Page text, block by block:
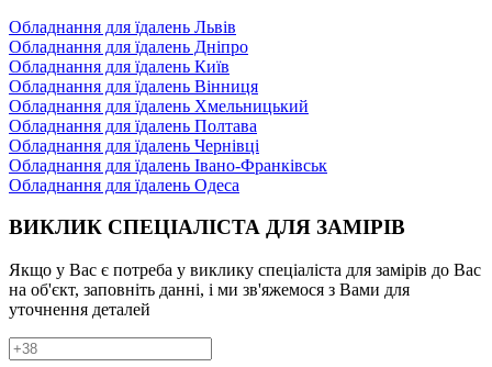
Обладнання для їдалень Львів
Обладнання для їдалень Дніпро
Обладнання для їдалень Київ
Обладнання для їдалень Вінниця
Обладнання для їдалень Хмельницький
Обладнання для їдалень Полтава
Обладнання для їдалень Чернівці
Обладнання для їдалень Івано-Франківськ
Обладнання для їдалень Одеса
ВИКЛИК СПЕЦІАЛІСТА ДЛЯ ЗАМІРІВ
Якщо у Вас є потреба у виклику спеціаліста для замірів до Вас
на об'єкт, заповніть данні, і ми зв'яжемося з Вами для
уточнення деталей